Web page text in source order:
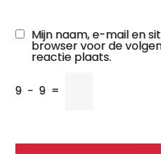
Mijn naam, e-mail en
browser voor de
reactie plaats.
9 − 9 =